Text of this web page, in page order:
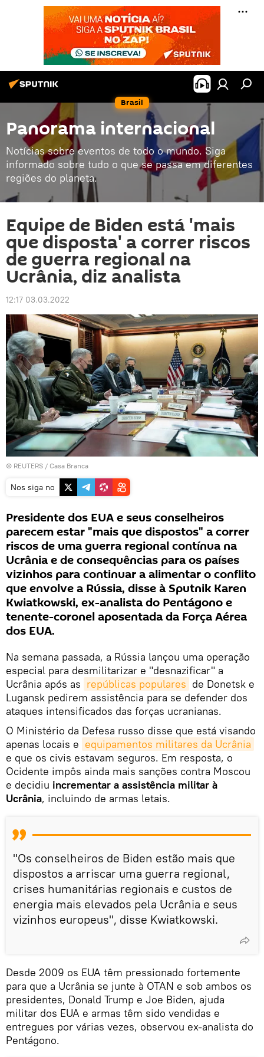
Brasil
Panorama internacional
Notícias sobre eventos de todo o mundo. Siga
informado sobre tudo o que se passa em diferentes
regiões do planeta.
Equipe de Biden está 'mais
que disposta' a correr riscos
de guerra regional na
Ucrânia, diz analista
12:17 03.03.2022
© REUTERS / Casa Branca
Nos siga no
Presidente dos EUA e seus conselheiros
parecem estar "mais que dispostos" a correr
riscos de uma guerra regional contínua na
Ucrânia e de consequências para os países
vizinhos para continuar a alimentar o conflito
que envolve a Rússia, disse à Sputnik Karen
Kwiatkowski, ex-analista do Pentágono e
tenente-coronel aposentada da Força Aérea
dos EUA.
Na semana passada, a Rússia lançou uma operação
especial para desmilitarizar e "desnazificar" a
Ucrânia após as repúblicas populares de Donetsk e
Lugansk pedirem assistência para se defender dos
ataques intensificados das forças ucranianas.
O Ministério da Defesa russo disse que está visando
apenas locais e equipamentos militares da Ucrânia
e que os civis estavam seguros. Em resposta, o
Ocidente impôs ainda mais sanções contra Moscou
e decidiu incrementar a assistência militar à
Ucrânia, incluindo de armas letais.
"Os conselheiros de Biden estão mais que
dispostos a arriscar uma guerra regional,
crises humanitárias regionais e custos de
energia mais elevados pela Ucrânia e seus
vizinhos europeus", disse Kwiatkowski.
Desde 2009 os EUA têm pressionado fortemente
para que a Ucrânia se junte à OTAN e sob ambos os
presidentes, Donald Trump e Joe Biden, ajuda
militar dos EUA e armas têm sido vendidas e
entregues por várias vezes, observou ex-analista do
Pentágono.